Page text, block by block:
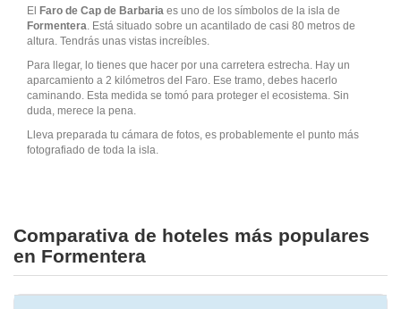
El Faro de Cap de Barbaria es uno de los símbolos de la isla de
Formentera. Está situado sobre un acantilado de casi 80 metros de
altura. Tendrás unas vistas increíbles.
Para llegar, lo tienes que hacer por una carretera estrecha. Hay un
aparcamiento a 2 kilómetros del Faro. Ese tramo, debes hacerlo
caminando. Esta medida se tomó para proteger el ecosistema. Sin
duda, merece la pena.
Lleva preparada tu cámara de fotos, es probablemente el punto más
fotografiado de toda la isla.
Comparativa de hoteles más populares
en Formentera